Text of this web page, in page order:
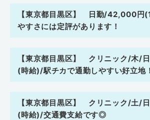
【東京都目黒区】 日勤/42,000円
やすさには定評があります！
【東京都目黒区】 クリニック/木/
(時給)/駅チカで通勤しやすい好立地！
【東京都目黒区】 クリニック/土/
(時給)/交通費支給です◎